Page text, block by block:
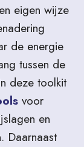
eigen wijze
de energie
tussen de
deze toolkit
voor
en
Daarnaast